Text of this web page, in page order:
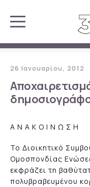
26 Ιανουαρίου, 2012
Α Ν Α Κ Ο Ι Ν Ω Σ Η
Το Διοικητικό
Ομοσπονδίας
εκφράζει τη
πολυβραβευμένου